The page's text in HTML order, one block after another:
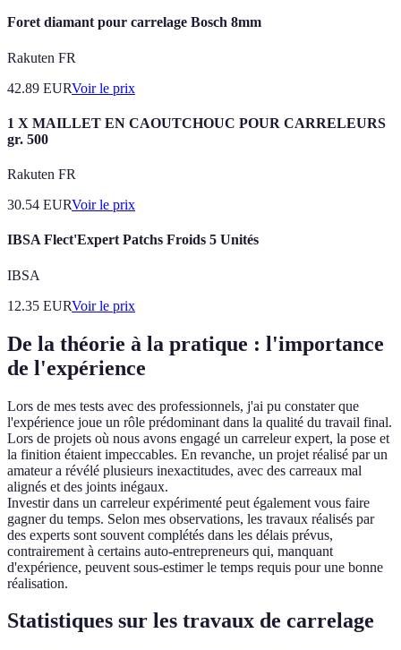
Foret diamant pour carrelage Bosch 8mm
Rakuten FR
42.89 EURVoir le prix
1 X MAILLET EN CAOUTCHOUC POUR CARRELEURS
gr. 500
Rakuten FR
30.54 EURVoir le prix
IBSA Flect'Expert Patchs Froids 5 Unités
IBSA
12.35 EURVoir le prix
De la théorie à la pratique : l'importance
de l'expérience
Lors de mes tests avec des professionnels, j'ai pu constater que
l'expérience joue un rôle prédominant dans la qualité du travail final.
Lors de projets où nous avons engagé un carreleur expert, la pose et
la finition étaient impeccables. En revanche, un projet réalisé par un
amateur a révélé plusieurs inexactitudes, avec des carreaux mal
alignés et des joints inégaux.
Investir dans un carreleur expérimenté peut également vous faire
gagner du temps. Selon mes observations, les travaux réalisés par
des experts sont souvent complétés dans les délais prévus,
contrairement à certains auto-entrepreneurs qui, manquant
d'expérience, peuvent sous-estimer le temps requis pour une bonne
réalisation.
Statistiques sur les travaux de carrelage